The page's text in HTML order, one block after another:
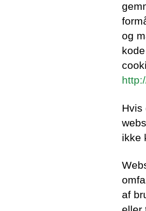
og
Hvis
ikke
af